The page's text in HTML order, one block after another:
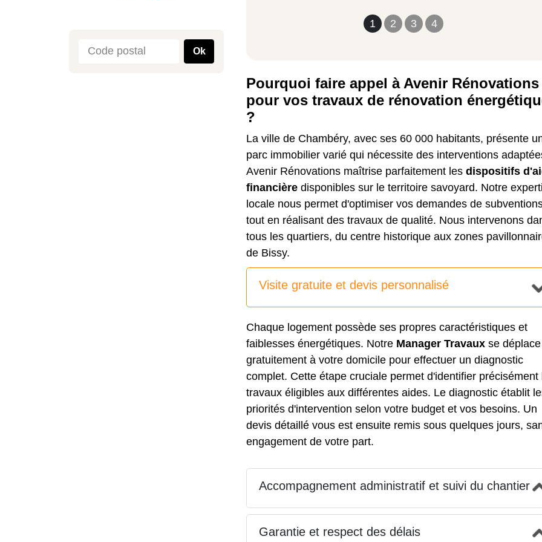
Ok
1 2 3 4
Pourquoi faire appel à Avenir Rénovations
pour vos travaux de rénovation
?
La ville de Chambéry, avec ses 60 000 habitants, présente
parc immobilier varié qui nécessite des interventions
Avenir Rénovations maîtrise parfaitement les dispositifs
financière disponibles sur le territoire savoyard. Notre
locale nous permet d'optimiser vos demandes de
tout en réalisant des travaux de qualité. Nous intervenons
tous les quartiers, du centre historique aux zones
de Bissy.
Visite gratuite et devis personnalisé
Chaque logement possède ses propres caractéristiques et
faiblesses énergétiques. Notre Manager Travaux se déplace
gratuitement à votre domicile pour effectuer un diagnostic
complet. Cette étape cruciale permet d'identifier précisément
travaux éligibles aux différentes aides. Le diagnostic établit
priorités d'intervention selon votre budget et vos besoins. Un
devis détaillé vous est ensuite remis sous quelques jours,
engagement de votre part.
Accompagnement administratif et suivi du chantier
Garantie et respect des délais